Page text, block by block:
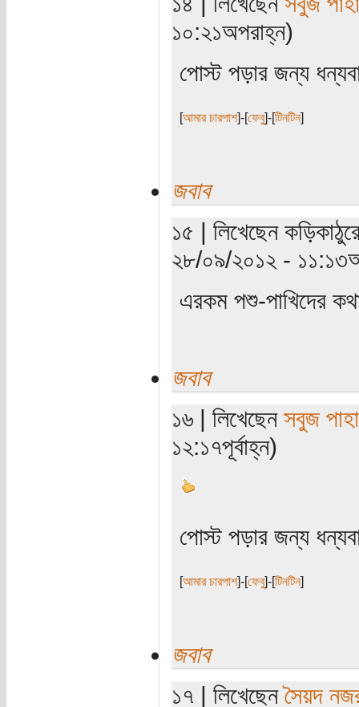
১০:২১অপরাহ্ন)
পোস্ট পড়ার জন্য
[আমার চারপাশ]-[ফেবু]-[টিনটিন]
জবাব
১৫ | লিখেছেন
২৮/০৯/২০১২ -
এরকম পশু-পাখিদের
জবাব
১৬ | লিখেছেন সবুজ
১২:১৭পূর্বাহ্ন)
পোস্ট পড়ার জন্য
[আমার চারপাশ]-[ফেবু]-[টিনটিন]
জবাব
১৭ | লিখেছেনসৈয়দ